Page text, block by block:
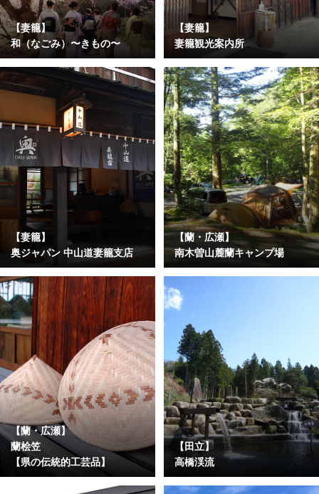
【妻籠】
和（なごみ）〜きもの〜
【妻籠】
妻籠観光案内所
【妻籠】
奥ジャパン 中山道妻籠支店
【蘭・広瀬】
南木曽山麓蘭キャンプ場
【蘭・広瀬】
蘭桧笠
【県の伝統的工芸品】
【田立】
高橋渓流